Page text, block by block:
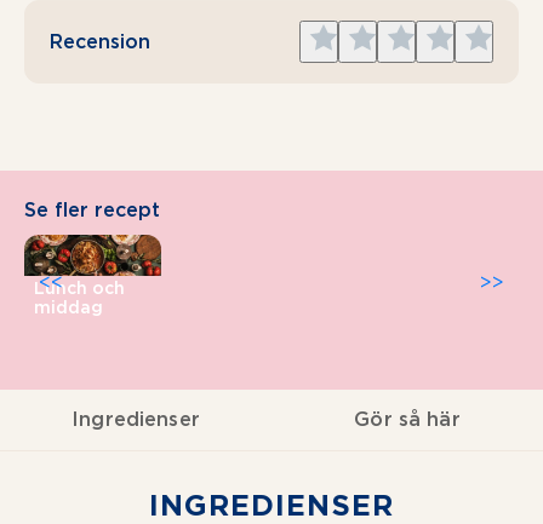
Recension
Give
5
Give
4
Give
3
Give
2
Give
1
Se fler recept
Lunch och
middag
>>
<<
Ingredienser Gör så här
INGREDIENSER